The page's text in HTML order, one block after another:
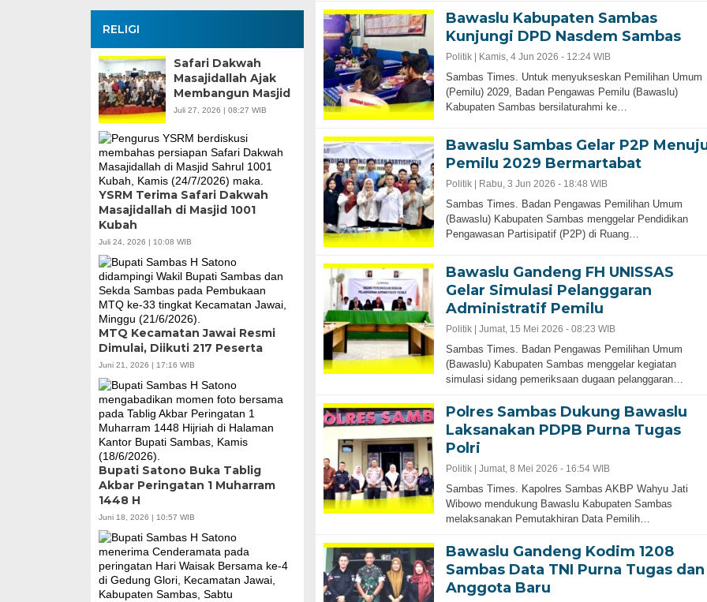
RELIGI
Safari Dakwah
Masajidallah Ajak
Membangun Masjid
Juli 27, 2026 | 08:27 WIB
YSRM Terima Safari Dakwah
Masajidallah di Masjid 1001
Kubah
Juli 24, 2026 | 10:08 WIB
MTQ Kecamatan Jawai Resmi
Dimulai, Diikuti 217 Peserta
Juni 21, 2026 | 17:16 WIB
Bupati Satono Buka Tablig
Akbar Peringatan 1 Muharram
1448 H
Juni 18, 2026 | 10:57 WIB
Bawaslu Kabupaten Sambas
Kunjungi DPD Nasdem Sambas
Politik | Kamis, 4 Jun 2026 - 12:24 WIB
Sambas Times. Untuk menyukseskan Pemilihan Umum
(Pemilu) 2029, Badan Pengawas Pemilu (Bawaslu)
Kabupaten Sambas bersilaturahmi ke…
Bawaslu Sambas Gelar P2P
Pemilu 2029 Bermartabat
Politik | Rabu, 3 Jun 2026 - 18:48 WIB
Sambas Times. Badan Pengawas Pemilihan Umum
(Bawaslu) Kabupaten Sambas menggelar Pendidikan
Pengawasan Partisipatif (P2P) di Ruang…
Bawaslu Gandeng FH UNISSAS
Gelar Simulasi Pelanggaran
Administratif Pemilu
Politik | Jumat, 15 Mei 2026 - 08:23 WIB
Sambas Times. Badan Pengawas Pemilihan Umum
(Bawaslu) Kabupaten Sambas menggelar kegiatan
simulasi sidang pemeriksaan dugaan pelanggaran…
Polres Sambas Dukung Bawaslu
Laksanakan PDPB Purna Tugas
Polri
Politik | Jumat, 8 Mei 2026 - 16:54 WIB
Sambas Times. Kapolres Sambas AKBP Wahyu Jati
Wibowo mendukung Bawaslu Kabupaten Sambas
melaksanakan Pemutakhiran Data Pemilih…
Bawaslu Gandeng Kodim 1208
Sambas Data TNI Purna Tugas dan
Anggota Baru